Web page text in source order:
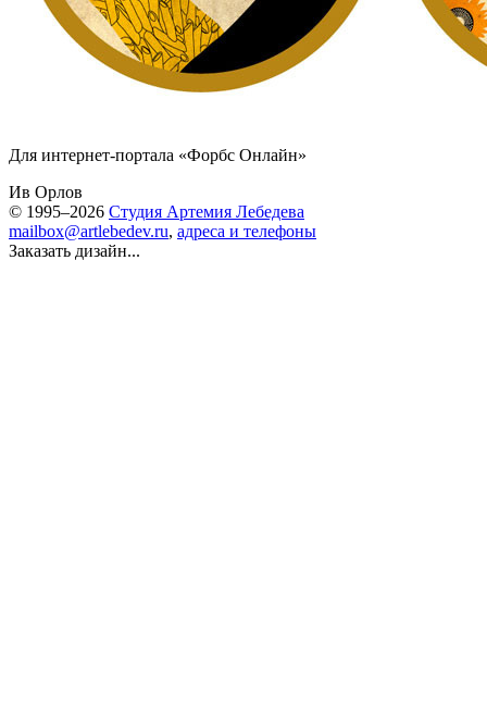
Для интернет-портала «Форбс Онлайн»
Ив Орлов
© 1995–2026 Студия Артемия Лебедева
mailbox@artlebedev.ru, адреса и телефоны
Заказать дизайн...